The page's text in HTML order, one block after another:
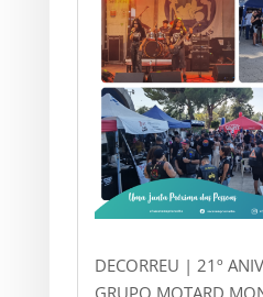
DECORREU | 21º
GRUPO MOTARD